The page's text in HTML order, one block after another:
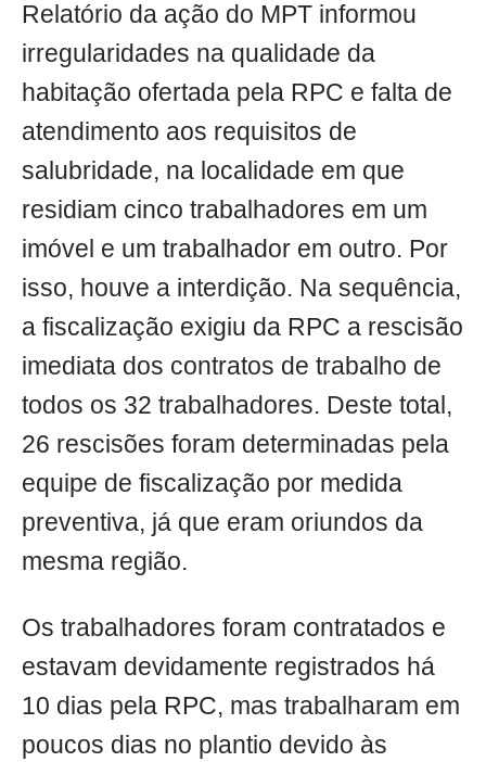
Relatório da ação do MPT informou
irregularidades na qualidade da
habitação ofertada pela RPC e falta de
atendimento aos requisitos de
salubridade, na localidade em que
residiam cinco trabalhadores em um
imóvel e um trabalhador em outro. Por
isso, houve a interdição. Na sequência,
a fiscalização exigiu da RPC a rescisão
imediata dos contratos de trabalho de
todos os 32 trabalhadores. Deste total,
26 rescisões foram determinadas pela
equipe de fiscalização por medida
preventiva, já que eram oriundos da
mesma região.
Os trabalhadores foram contratados e
estavam devidamente registrados há
10 dias pela RPC, mas trabalharam em
poucos dias no plantio devido às